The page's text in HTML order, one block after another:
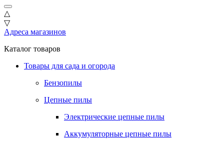
△
▽
Адреса магазинов
Каталог товаров
Товары для сада и огорода
Бензопилы
Цепные пилы
Электрические цепные пилы
Аккумуляторные цепные пилы